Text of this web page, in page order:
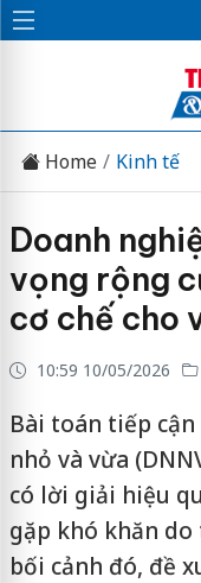
Home Kinh tế
Doanh
vọng rộng
cơ chế cho
10:59 10/05/2026
Bài toán tiếp cận
nhỏ và vừa
có lời giải hiệu
gặp khó khăn
bối cảnh đó, đề